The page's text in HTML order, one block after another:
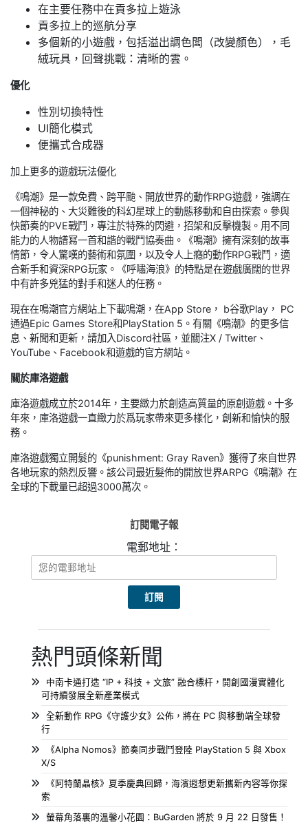
在主要任務中在貢多拉上遊泳
貢多拉上的巡航分享
多個新的小遊戲，包括溢出調色闆（改變顏色），毛
絨玩具，回聲挑戰：清晰的雲。
優化
性別切換特性
UI簡化模式
便攜式合成器
加上更多的遊戲玩法優化
《鳴潮》是一款免費、跨平颱、開放世界的動作RPG遊戲，強調在
一個神秘的、大災難後的科幻星球上的動態移動和自由探索。參與
快節奏的PVE戰鬥，專注於特殊的閃避，招架和反擊機製。用不同
能力的人物譜冩一首和諧的戰鬥協奏曲。《鳴潮》擁有深刻的故事
情節，令人驚嘆的藝術和氛圍，以及令人上癮的動作RPG戰鬥，適
合新手和資深RPG玩家。《呼嘯海浪》的特點是在遊戲廣闊的世界
中有許多兇猛的對手和迷人的任務。
現在在鳴潮官方網站上下載鳴潮，在App Store， b谷歌Play， PC
通過Epic Games Store和PlayStation 5。有關《鳴潮》的更多信
息、新聞和更新，請加入Discord社區，並關注X / Twitter、
YouTube、Facebook和遊戲的官方網站。
關於庫洛遊戲
庫洛遊戲成立於2014年，主要緻力於創造高質量的原創遊戲。十多
年來，庫洛遊戲一直緻力於爲玩家帶來更多樣化，創新和愉快的服
務。
庫洛遊戲獨立開髮的《punishment: Gray Raven》獲得了來自世界
各地玩家的熱烈反響。該公司最近髮佈的開放世界ARPG《鳴潮》在
全球的下載量已超過3000萬次。
訂閱電子報
電郵地址：
熱門頭條新聞
中南卡通打造 “IP + 科技 + 文旅” 融合標杆，開創國漫實體化
可持續發展全新產業模式
全新動作 RPG《守護少女》公佈，將在 PC 與移動端全球發
行
《Alpha Nomos》節奏同步戰鬥登陸 PlayStation 5 與 Xbox
X/S
《阿特蘭晶核》夏季慶典回歸，海濱遐想更新攜新內容等你探
索
螢幕角落裏的溫馨小花園：BuGarden 將於 9 月 22 日發售！